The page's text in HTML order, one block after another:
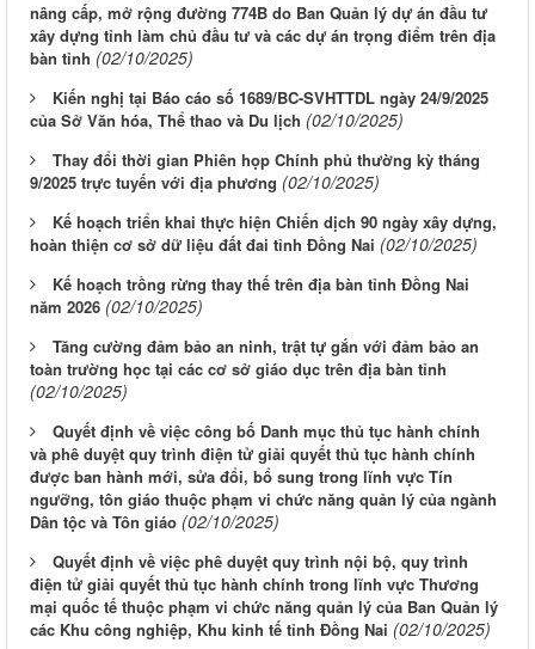
nâng cấp, mở rộng đường 774B do Ban Quản lý dự án đầu tư
xây dựng tỉnh làm chủ đầu tư và các dự án trọng điểm trên địa
bàn tỉnh (02/10/2025)
Kiến nghị tại Báo cáo số 1689/BC-SVHTTDL ngày 24/9/2025
của Sở Văn hóa, Thể thao và Du lịch (02/10/2025)
Thay đổi thời gian Phiên họp Chính phủ thường kỳ tháng
9/2025 trực tuyến với địa phương (02/10/2025)
Kế hoạch triển khai thực hiện Chiến dịch 90 ngày xây dựng,
hoàn thiện cơ sở dữ liệu đất đai tỉnh Đồng Nai (02/10/2025)
Kế hoạch trồng rừng thay thế trên địa bàn tỉnh Đồng Nai
năm 2026 (02/10/2025)
Tăng cường đảm bảo an ninh, trật tự gắn với đảm bảo an
toàn trường học tại các cơ sở giáo dục trên địa bàn tỉnh
(02/10/2025)
Quyết định về việc công bố Danh mục thủ tục hành chính
và phê duyệt quy trình điện tử giải quyết thủ tục hành chính
được ban hành mới, sửa đổi, bổ sung trong lĩnh vực Tín
ngưỡng, tôn giáo thuộc phạm vi chức năng quản lý của ngành
Dân tộc và Tôn giáo (02/10/2025)
Quyết định về việc phê duyệt quy trình nội bộ, quy trình
điện tử giải quyết thủ tục hành chính trong lĩnh vực Thương
mại quốc tế thuộc phạm vi chức năng quản lý của Ban Quản lý
các Khu công nghiệp, Khu kinh tế tỉnh Đồng Nai (02/10/2025)